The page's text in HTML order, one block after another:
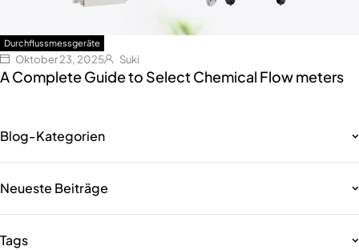
Durchflussmessgeräte
Oktober 23, 2025 Suki
A Complete Guide to Select Chemical Flow meters
Blog-Kategorien
Neueste Beiträge
Tags